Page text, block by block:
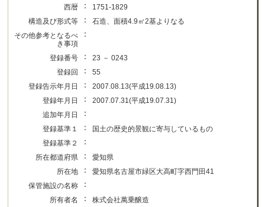
西暦
：
1751-1829
構造及び形式等
：
石造、面積4.9㎡2基よりなる
その他参考となるべ
き事項
：
登録番号 ：
23 － 0243
登録回
：
55
登録告示年月日
：
2007.08.13(平成19.08.13)
登録年月日
：
2007.07.31(平成19.07.31)
追加年月日
：
登録基準１ ：
国土の歴史的景観に寄与しているもの
登録基準２
：
所在都道府県 ：
愛知県
所在地
：
愛知県名古屋市緑区大高町字西門田41
保管施設の名称
：
所有者名 ：
株式会社萬乗醸造